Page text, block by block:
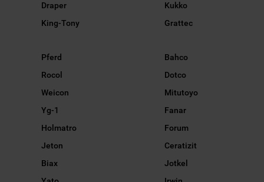
Draper
King-Tony
Kukko
Grattec
Pferd
Rocol
Weicon
Yg-1
Holmatro
Jeton
Biax
Bahco
Dotco
Mitutoyo
Fanar
Forum
Ceratizit
Jotkel